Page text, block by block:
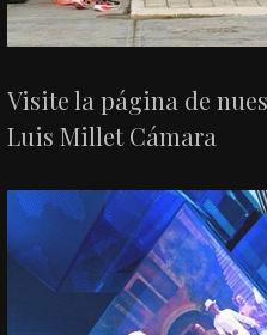
Visite la página de
Luis Millet Cámara